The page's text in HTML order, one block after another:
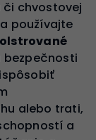
chvostovej
používajte
bezpečnosti
alebo trati,
a